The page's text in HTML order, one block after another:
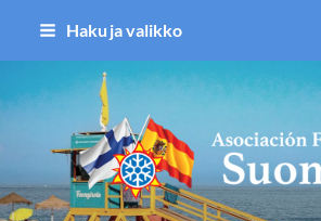
Siirry
sivun
sisältöön
Haku ja valikko
Asociación